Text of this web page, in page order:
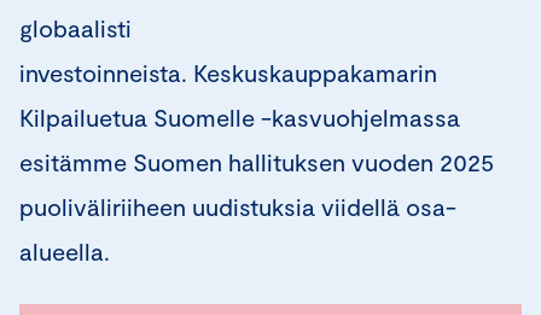
globaalisti
investoinneista. Keskuskauppakamarin
Kilpailuetua Suomelle -kasvuohjelmassa
esitämme Suomen hallituksen vuoden 2025
puoliväliriiheen uudistuksia viidellä osa-
alueella.